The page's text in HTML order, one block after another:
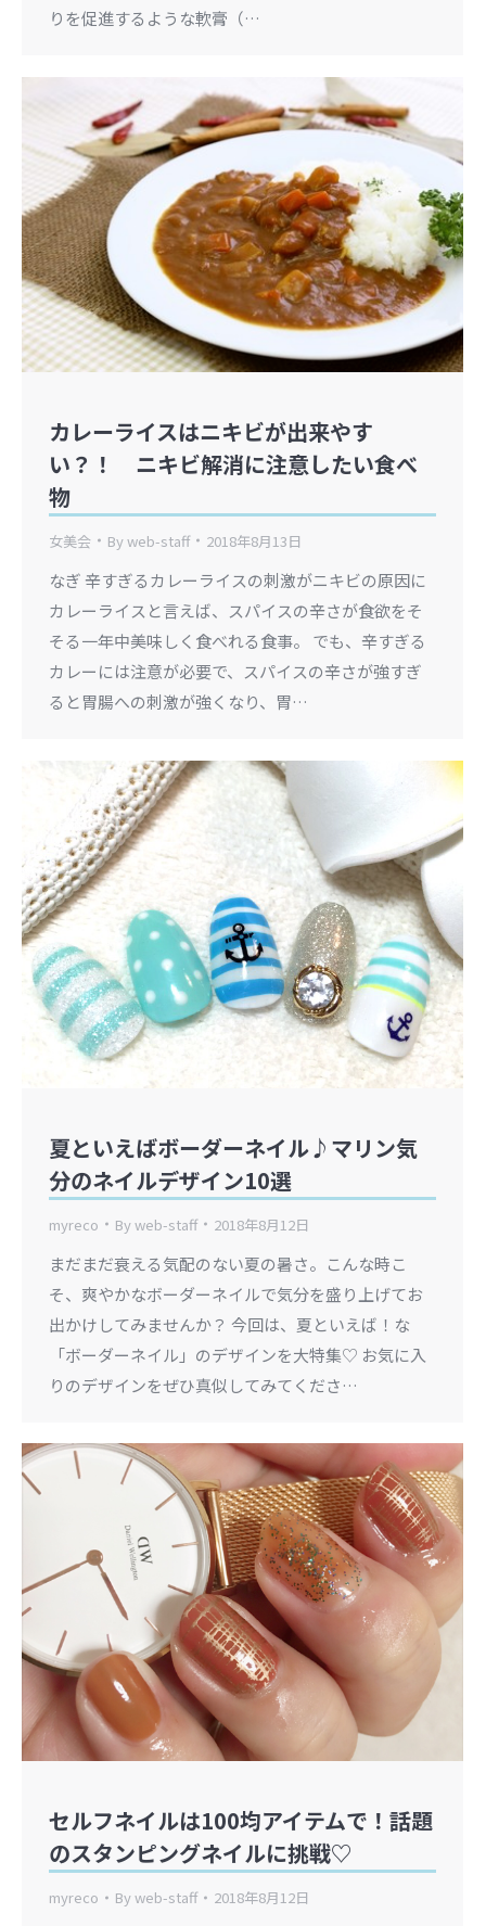
りを促進するような軟膏（…
カレーライスはニキビが出来やす
い？！ ニキビ解消に注意したい食べ
物
女美会 Byweb-staff 2018年8月13日
なぎ 辛すぎるカレーライスの刺激がニキビの原因に
カレーライスと言えば、スパイスの辛さが食欲をそ
そる一年中美味しく食べれる食事。 でも、辛すぎる
カレーには注意が必要で、スパイスの辛さが強すぎ
ると胃腸への刺激が強くなり、胃…
夏といえばボーダーネイル♪マリン気
分のネイルデザイン10選
myreco Byweb-staff 2018年8月12日
まだまだ衰える気配のない夏の暑さ。こんな時こ
そ、爽やかなボーダーネイルで気分を盛り上げてお
出かけしてみませんか？ 今回は、夏といえば！な
「ボーダーネイル」のデザインを大特集♡ お気に入
りのデザインをぜひ真似してみてくださ…
セルフネイルは100均アイテムで！話題
のスタンピングネイルに挑戦♡
myreco Byweb-staff 2018年8月12日